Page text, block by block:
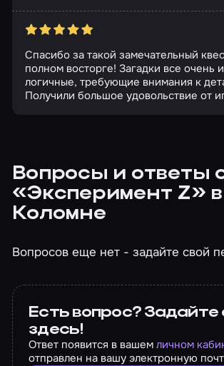
Спасибо за такой замечательный
полном восторге! Загадки все очень
логичные, требующие внимания к
Получили большое удовольствие от
Вопросы и ответы
«Эксперимент Z» в
Коломне
Вопросов еще нет - задайте свой
Есть вопрос? Задайте
здесь!
Ответ появится в вашемличном
отправлен на вашу электронную